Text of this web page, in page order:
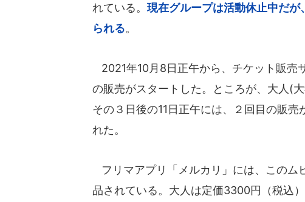
れている。 現在グループは活動休止中だ
られる。
2021年10月8日正午から、チケット販売
の販売がスタートした。ところが、大人(
その３日後の11日正午には、２回目の販
れた。
フリマアプリ「メルカリ」には、このム
品されている。大人は定価3300円（税込